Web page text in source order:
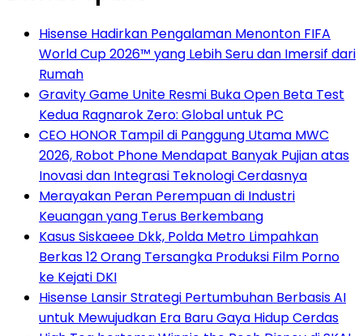
Hisense Hadirkan Pengalaman Menonton FIFA
World Cup 2026™ yang Lebih Seru dan Imersif dari
Rumah
Gravity Game Unite Resmi Buka Open Beta Test
Kedua Ragnarok Zero: Global untuk PC
CEO HONOR Tampil di Panggung Utama MWC
2026, Robot Phone Mendapat Banyak Pujian atas
Inovasi dan Integrasi Teknologi Cerdasnya
Merayakan Peran Perempuan di Industri
Keuangan yang Terus Berkembang
Kasus Siskaeee Dkk, Polda Metro Limpahkan
Berkas 12 Orang Tersangka Produksi Film Porno
ke Kejati DKI
Hisense Lansir Strategi Pertumbuhan Berbasis AI
untuk Mewujudkan Era Baru Gaya Hidup Cerdas